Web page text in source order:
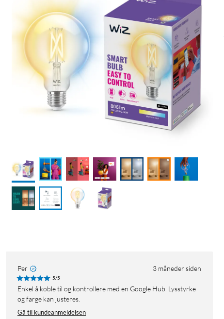
Per 3 måneder siden
5/5
Enkel å koble til og kontrollere med en Google Hub. Lysstyrke
og farge kan justeres.
Gå til kundeanmeldelsen